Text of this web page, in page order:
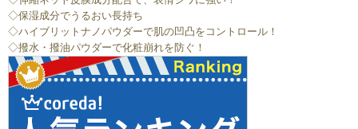
◇保湿成分でうるおい長持ち
◇ハイブリットナノパウダーで肌の凹凸をコントロール！
◇撥水・撥油パウダーで化粧崩れを防ぐ！